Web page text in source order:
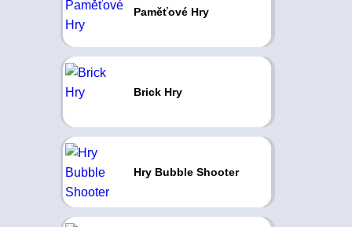
Paměťové Hry
Brick Hry
Hry Bubble Shooter